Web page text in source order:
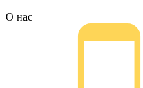
О нас